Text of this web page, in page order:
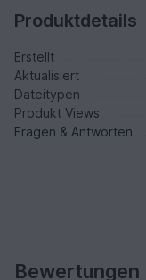
Produktdetails
Erstellt
Aktualisiert
Dateitypen
Produkt Views
Fragen & Antworten
Bewertungen